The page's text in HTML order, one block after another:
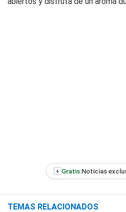
+ Gratis:Noticias
TEMAS RELACIONADOS